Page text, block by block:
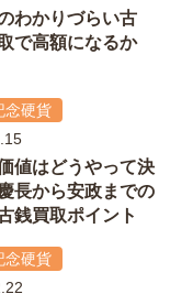
わかりづらい古
で高額になるか
念硬貨
値はどうやって決
長から安政までの
銭買取ポイント
念硬貨